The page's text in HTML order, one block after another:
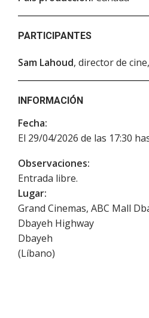
PARTICIPANTES
Sam Lahoud, director de
INFORMACIÓN
Fecha:
El 29/04/2026 de las 17:30
Observaciones:
Entrada libre.
Lugar:
Grand Cinemas, ABC Mall
Dbayeh Highway
Dbayeh
(Líbano)